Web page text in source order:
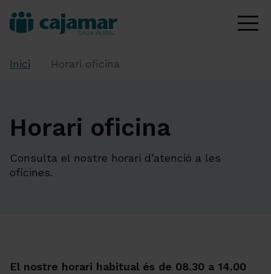
Inici Horari oficina
Horari oficina
Consulta el nostre horari d’atenció a les
oficines.
El nostre horari habitual és de 08.30 a 14.00